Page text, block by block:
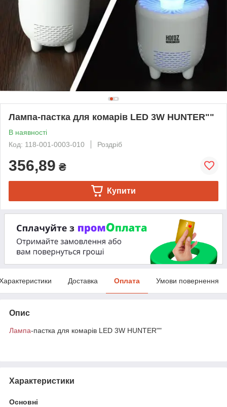
Лампа-пастка для комарів LED 3W HUNTER""
В наявності
Код: 118-001-0003-010
Роздріб
356,89 ₴
Купити
Доставка Оплата Умови повернення
Опис
Лампа-пастка для комарів LED 3W HUNTER""
Характеристики
Основні